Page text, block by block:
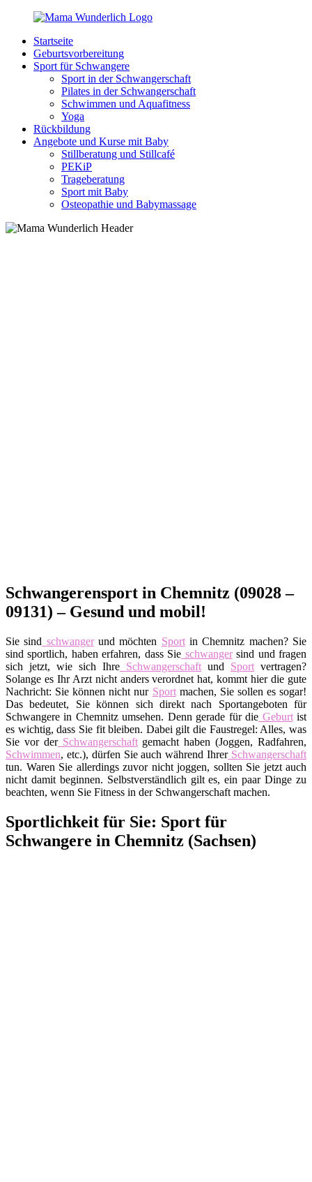
Zurück
Inhalt
MamaWunderlich.de
Mutti
sein
wunderbar!
Startseite
Geburtsvorbereitung
Sport für Schwangere
Sport in der Schwangerschaft
Pilates in der Schwangerschaft
Schwimmen und Aquafitness
Yoga
Rückbildung
Angebote und Kurse mit Baby
Stillberatung und Stillcafé
PEKiP
Trageberatung
Sport mit Baby
Osteopathie und Babymassage
Schwangerensport in Chemnitz (09028 –
09131) – Gesund und mobil!
Sie sind schwangerund möchten Sportin Chemnitz machen? Sie
sind sportlich, haben erfahren, dass Sie schwangersind und fragen
sich jetzt, wie sich Ihre Schwangerschaft und Sport vertragen?
Solange es Ihr Arzt nicht anders verordnet hat, kommt hier die gute
Nachricht: Sie können nicht nur Sportmachen, Sie sollen es sogar!
Das bedeutet, Sie können sich direkt nach Sportangeboten für
Schwangere in Chemnitz umsehen. Denn gerade für die Geburtist
es wichtig, dass Sie fit bleiben. Dabei gilt die Faustregel: Alles, was
Sie vor derSchwangerschaftgemacht haben (Joggen, Radfahren,
Schwimmen, etc.), dürfen Sie auch während IhrerSchwangerschaft
tun. Waren Sie allerdings zuvor nicht joggen, sollten Sie jetzt auch
nicht damit beginnen. Selbstverständlich gilt es, ein paar Dinge zu
beachten, wenn Sie Fitness in der Schwangerschaft machen.
Sportlichkeit für Sie: Sport für
Schwangere in Chemnitz (Sachsen)